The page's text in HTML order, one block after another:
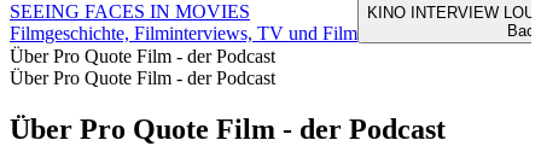
SEEING FACES IN MOVIES
Filmgeschichte, Filminterviews, TV und Film
KINO INTERVIEW
Über Pro Quote Film - der Podcast
Über Pro Quote Film - der Podcast
Über Pro Quote Film - der Podcast